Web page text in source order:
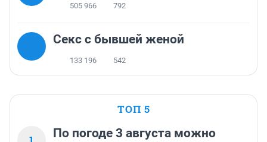
505 966 792
Секс с бывшей женой
133 196 542
ТОП 5
По погоде 3 августа можно